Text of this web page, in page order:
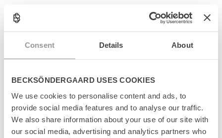
Consent Details About
BECKSÖNDERGAARD USES COOKIES
We use cookies to personalise content and ads, to
provide social media features and to analyse our traffic.
We also share information about your use of our site with
our social media, advertising and analytics partners who
t
Relaterede produkter